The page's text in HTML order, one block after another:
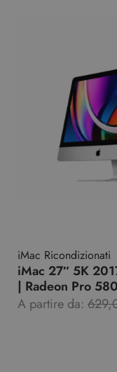
iMac Ricondizionati
iMac 27″ 5K
| Radeon Pro
A partire da: